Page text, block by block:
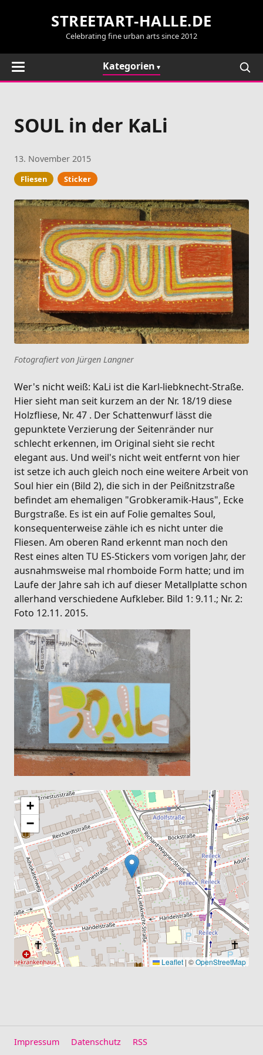
STREETART-HALLE.DE
Celebrating fine urban arts since 2012
Kategorien
SOUL in der KaLi
13. November 2015
Fliesen Sticker
Fotografiert von Jürgen Langner
Wer's nicht weiß: KaLi ist die Karl-liebknecht-Straße.
Hier sieht man seit kurzem an der Nr. 18/19 diese
Holzfliese, Nr. 47 . Der Schattenwurf lässt die
gepunktete Verzierung der Seitenränder nur
schlecht erkennen, im Original sieht sie recht
elegant aus. Und weil's nicht weit entfernt von hier
ist setze ich auch gleich noch eine weitere Arbeit von
Soul hier ein (Bild 2), die sich in der Peißnitzstraße
befindet am ehemaligen "Grobkeramik-Haus", Ecke
Burgstraße. Es ist ein auf Folie gemaltes Soul,
konsequenterweise zähle ich es nicht unter die
Fliesen. Am oberen Rand erkennt man noch den
Rest eines alten TU ES-Stickers vom vorigen Jahr, der
ausnahmsweise mal rhomboide Form hatte; und im
Laufe der Jahre sah ich auf dieser Metallplatte schon
allerhand verschiedene Aufkleber. Bild 1: 9.11.; Nr. 2:
Foto 12.11. 2015.
+
−
Leaflet | ©OpenStreetMap
Impressum Datenschutz RSS